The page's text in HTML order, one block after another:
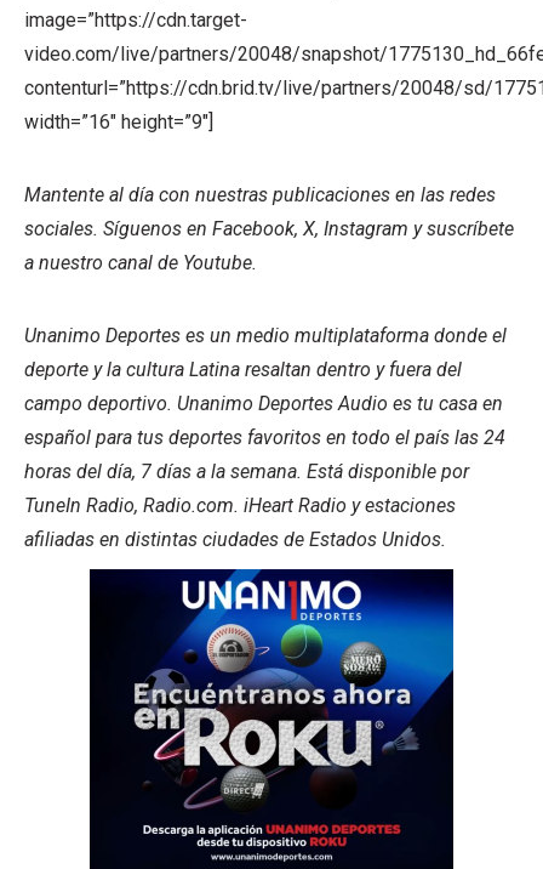
image=”https://cdn.target-
video.com/live/partners/20048/snapshot/
contenturl=”https://cdn.brid.tv/live/partners/20048/sd/
width=”16″ height=”9″]
Mantente al día con nuestras publicaciones en las redes
sociales. Síguenos en Facebook, X, Instagram y suscríbete
a nuestro canal de Youtube.
Unanimo Deportes es un medio multiplataforma donde el
deporte y la cultura Latina resaltan dentro y fuera del
campo deportivo. Unanimo Deportes Audio es tu casa en
español para tus deportes favoritos en todo el país las 24
horas del día, 7 días a la semana. Está disponible por
TuneIn Radio, Radio.com. iHeart Radio y estaciones
afiliadas en distintas ciudades de Estados Unidos.